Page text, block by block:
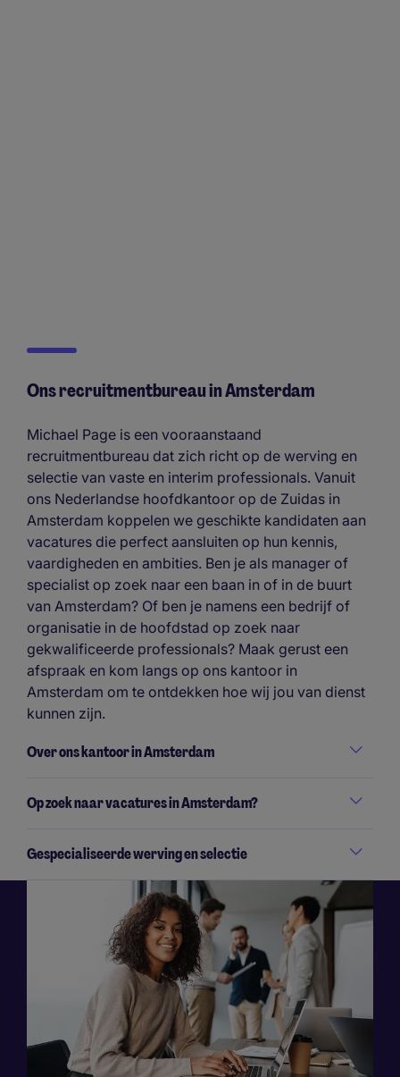
Ons recruitmentbureau in Amsterdam
Michael Page is een vooraanstaand
recruitmentbureau dat zich richt op de werving en
selectie van vaste en interim professionals. Vanuit
ons Nederlandse hoofdkantoor op de Zuidas in
Amsterdam koppelen we geschikte kandidaten aan
vacatures die perfect aansluiten op hun kennis,
vaardigheden en ambities. Ben je als manager of
specialist op zoek naar een baan in of in de buurt
van Amsterdam? Of ben je namens een bedrijf of
organisatie in de hoofdstad op zoek naar
gekwalificeerde professionals? Maak gerust een
afspraak en kom langs op ons kantoor in
Amsterdam om te ontdekken hoe wij jou van dienst
kunnen zijn.
Over ons kantoor in Amsterdam
Op zoek naar vacatures in Amsterdam?
Gespecialiseerde werving en selectie